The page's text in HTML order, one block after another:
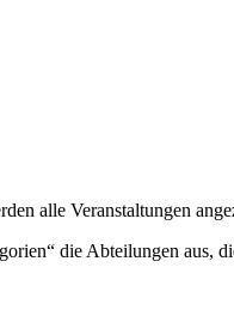
alle Veranstaltungen
die Abteilungen aus,